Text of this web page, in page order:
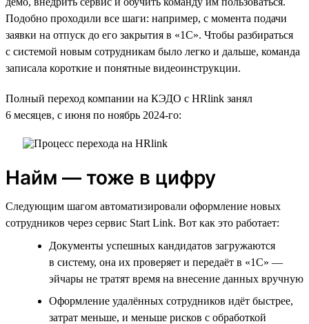
Подобно проходили все шаги: например, с момента подачи
заявки на отпуск до его закрытия в «1С». Чтобы разбираться
с системой новым сотрудникам было легко и дальше, команда
записала короткие и понятные видеоинструкции.
Полный переход компании на КЭДО с HRlink занял
6 месяцев, с июня по ноябрь 2024-го:
Найм — тоже в цифру
Следующим шагом автоматизировали оформление новых
сотрудников через сервис Start Link. Вот как это работает:
Документы успешных кандидатов загружаются
в систему, она их проверяет и передаёт в «1С» —
эйчары не тратят время на внесение данных вручную
Оформление удалённых сотрудников идёт быстрее,
затрат меньше, и меньше рисков с обработкой